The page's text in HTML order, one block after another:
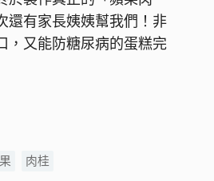
還有家長姨姨幫我們！非
，又能防糖尿病的蛋糕完
肉桂